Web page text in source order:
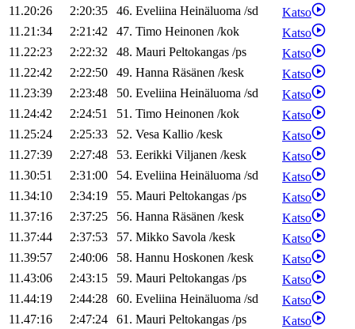
11.20:26
2:20:35 46. Eveliina Heinäluoma /sd
Katso
11.21:34
2:21:42 47. Timo Heinonen /kok
Katso
11.22:23
2:22:32 48. Mauri Peltokangas /ps
Katso
11.22:42
2:22:50 49. Hanna Räsänen /kesk
Katso
11.23:39
2:23:48 50. Eveliina Heinäluoma /sd
Katso
11.24:42
2:24:51 51. Timo Heinonen /kok
Katso
11.25:24
2:25:33 52. Vesa Kallio /kesk
Katso
11.27:39
2:27:48 53. Eerikki Viljanen /kesk
Katso
11.30:51
2:31:00 54. Eveliina Heinäluoma /sd
Katso
11.34:10
2:34:19 55. Mauri Peltokangas /ps
Katso
11.37:16
2:37:25 56. Hanna Räsänen /kesk
Katso
11.37:44
2:37:53 57. Mikko Savola /kesk
Katso
11.39:57
2:40:06 58. Hannu Hoskonen /kesk
Katso
11.43:06
2:43:15 59. Mauri Peltokangas /ps
Katso
11.44:19
2:44:28 60. Eveliina Heinäluoma /sd
Katso
11.47:16
2:47:24 61. Mauri Peltokangas /ps
Katso